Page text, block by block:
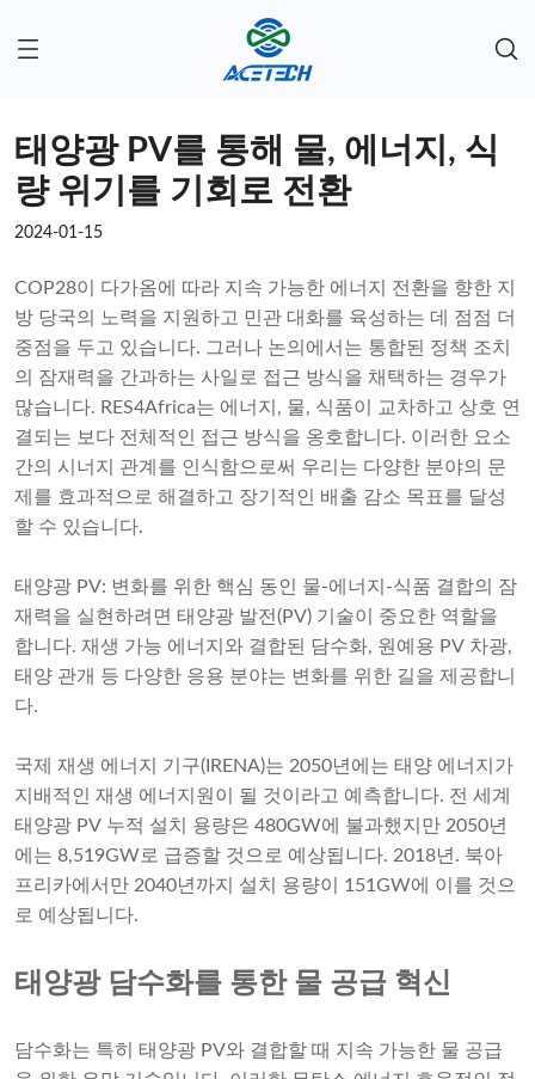
태양광 PV를 통해 물, 에너지, 식
량 위기를 기회로 전환
2024-01-15
COP28이 다가옴에 따라 지속 가능한 에너지 전환을 향한 지
방 당국의 노력을 지원하고 민관 대화를 육성하는 데 점점 더
중점을 두고 있습니다. 그러나 논의에서는 통합된 정책 조치
의 잠재력을 간과하는 사일로 접근 방식을 채택하는 경우가
많습니다. RES4Africa는 에너지, 물, 식품이 교차하고 상호 연
결되는 보다 전체적인 접근 방식을 옹호합니다. 이러한 요소
간의 시너지 관계를 인식함으로써 우리는 다양한 분야의 문
제를 효과적으로 해결하고 장기적인 배출 감소 목표를 달성
할 수 있습니다.
태양광 PV: 변화를 위한 핵심 동인 물-에너지-식품 결합의 잠
재력을 실현하려면 태양광 발전(PV) 기술이 중요한 역할을
합니다. 재생 가능 에너지와 결합된 담수화, 원예용 PV 차광,
태양 관개 등 다양한 응용 분야는 변화를 위한 길을 제공합니
다.
국제 재생 에너지 기구(IRENA)는 2050년에는 태양 에너지가
지배적인 재생 에너지원이 될 것이라고 예측합니다. 전 세계
태양광 PV 누적 설치 용량은 480GW에 불과했지만 2050년
에는 8,519GW로 급증할 것으로 예상됩니다. 2018년. 북아
프리카에서만 2040년까지 설치 용량이 151GW에 이를 것으
로 예상됩니다.
태양광 담수화를 통한 물 공급 혁신
담수화는 특히 태양광 PV와 결합할 때 지속 가능한 물 공급